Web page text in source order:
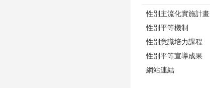
性別主流化實施計畫
性別平等機制
性別意識培力課程
性別平等宣導成果
網站連結